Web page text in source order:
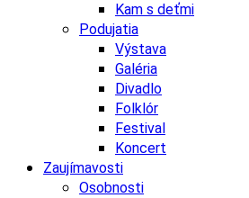
Kam s deťmi
Podujatia
Výstava
Galéria
Divadlo
Folklór
Festival
Koncert
Zaujímavosti
Osobnosti